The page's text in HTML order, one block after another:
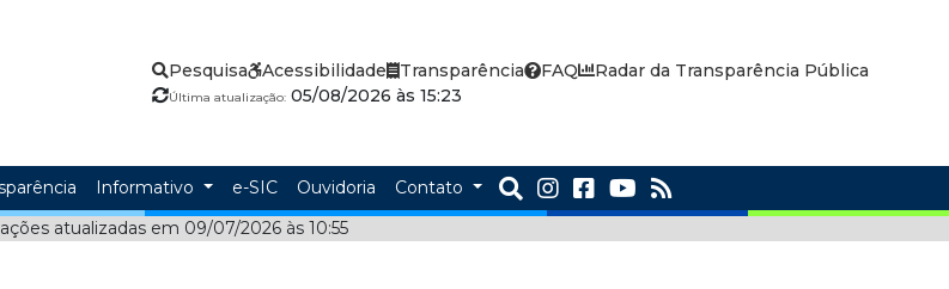
Pesquisa Acessibilidade Transparência FAQ Radar da Transparência Pública
Última atualização:05/08/2026 às 15:23
Informativo e-SIC Ouvidoria
Contato
atualizadas em 09/07/2026 às 10:55